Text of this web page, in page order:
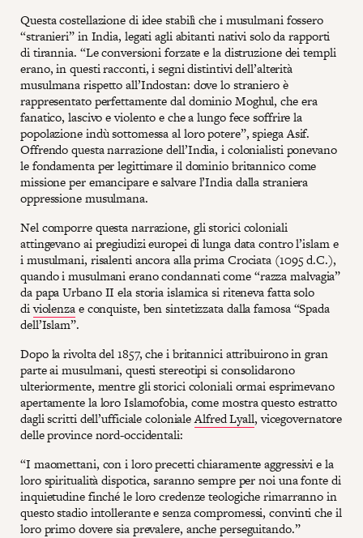
Questa costellazione di idee stabilì che i musulmani fossero
“stranieri” in India, legati agli abitanti nativi solo da rapporti
di tirannia. “Le conversioni forzate e la distruzione dei templi
erano, in questi racconti, i segni distintivi dell’alterità
musulmana rispetto all’Indostan: dove lo straniero è
rappresentato perfettamente dal dominio Moghul, che era
fanatico, lascivo e violento e che a lungo fece soffrire la
popolazione indù sottomessa al loro potere”, spiega Asif.
Offrendo questa narrazione dell’India, i colonialisti ponevano
le fondamenta per legittimare il dominio britannico come
missione per emancipare e salvare l’India dalla straniera
oppressione musulmana.
Nel comporre questa narrazione, gli storici coloniali
attingevano ai pregiudizi europei di lunga data contro l’islam e
i musulmani, risalenti ancora alla prima Crociata (1095 d.C.),
quando i musulmani erano condannati come “razza malvagia”
da papa Urbano II ela storia islamica si riteneva fatta solo
diviolenzae conquiste, ben sintetizzata dalla famosa “Spada
dell’Islam”.
Dopo la rivolta del 1857, che i britannici attribuirono in gran
parte ai musulmani, questi stereotipi si consolidarono
ulteriormente, mentre gli storici coloniali ormai esprimevano
apertamente la loro Islamofobia, come mostra questo estratto
dagli scritti dell’ufficiale colonialeAlfred Lyall, vicegovernatore
delle province nord-occidentali:
“I maomettani, con i loro precetti chiaramente aggressivi e la
loro spiritualità dispotica, saranno sempre per noi una fonte di
inquietudine finché le loro credenze teologiche rimarranno in
questo stadio intollerante e senza compromessi, convinti che il
loro primo dovere sia prevalere, anche perseguitando.”